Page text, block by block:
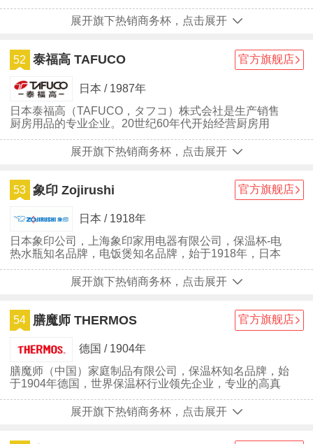
的知名度。目前所营类目除了男女时尚服饰，还涉及了儿
童服饰鞋袜和家居家纺等。
展开旗下热销商务杯，点击展开
52 泰福高 TAFUCO 官方旗舰店
日本 / 1987年
日本泰福高（TAFUCO，タフコ）株式会社是生产销售
厨房用品的专业企业。20世纪60年代开始经营厨房用
高株式会社主营不锈钢保温杯、不锈钢保温饭盒等保温用
品。公司一直致力于用先进的管理模式专业管理产品品质
泰福高品质的行业领先地位。在日本国内消费者心目中享
有良好口碑。
展开旗下热销商务杯，点击展开
53 象印 Zojirushi 官方旗舰店
日本 / 1918年
日本象印公司，上海象印家用电器有限公司，保温杯-电
热水瓶知名品牌，电饭煲知名品牌，始于1918年，日本
商，致力于便利、实用的生活科技商品的制造企业。
展开旗下热销商务杯，点击展开
54 膳魔师 THERMOS 官方旗舰店
德国 / 1904年
膳魔师（中国）家庭制品有限公司，保温杯知名品牌，始
于1904年德国，世界保温杯行业领先企业，专业的高真
温容器的始祖”的美誉。展开旗下热销商务杯，点击展开